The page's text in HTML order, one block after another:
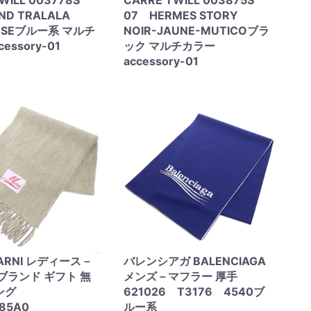
TRALALA
ブルー系 マルチ
01
07 HERMES STORY
NOIR-JAUNE-MUTICOブラ
ック マルチカラー
accessory-01
レディース－
ランド ギフト 無
グ
バレンシアガ BALENCIAGA
メンズ－マフラー 厚手
621026 T3176 4540ブ
ルー系